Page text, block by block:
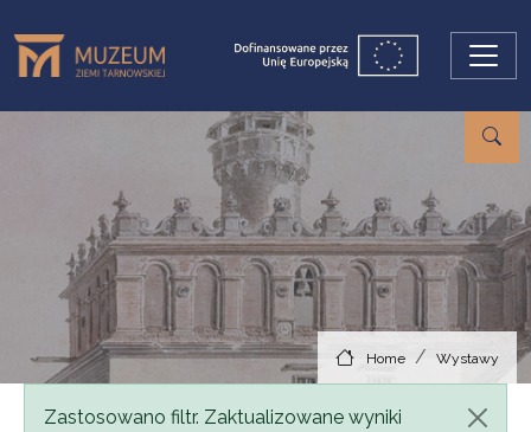
Home Wystawy
Status message
Zastosowano filtr. Zaktualizowane wyniki